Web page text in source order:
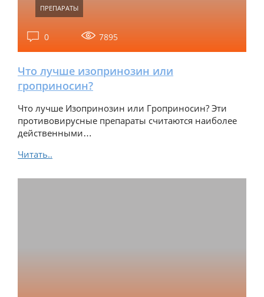
ПРЕПАРАТЫ
0 7895
Что лучше изопринозин или
гроприносин?
Что лучше Изопринозин или Гроприносин? Эти
противовирусные препараты считаются наиболее
действенными…
Читать..